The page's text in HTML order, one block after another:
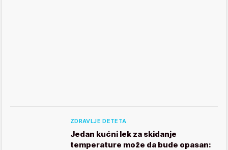
ZDRAVLJE DETETA
Jedan kućni lek za skidanje
temperature može da bude opasan: